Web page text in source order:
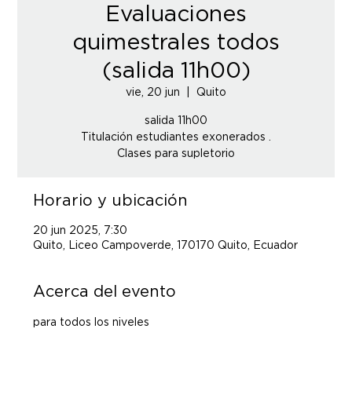
Evaluaciones
quimestrales todos
(salida 11h00)
vie, 20 jun Quito
salida 11h00
Titulación estudiantes exonerados .
Clases para supletorio
Horario y ubicación
20 jun 2025, 7:30
Quito, Liceo Campoverde, 170170 Quito, Ecuador
Acerca del evento
para todos los niveles